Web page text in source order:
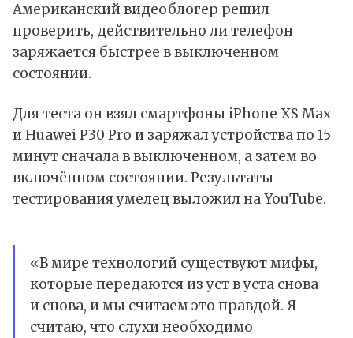
Американский видеоблогер решил
проверить, действительно ли телефон
заряжается быстрее в выключенном
состоянии.
Для теста он взял смартфоны iPhone XS Max
и Huawei P30 Pro и заряжал устройства по 15
минут сначала в выключенном, а затем во
включённом состоянии. Результаты
тестирования умелец выложил на YouTube.
«В мире технологий существуют мифы,
которые передаются из уст в уста снова
и снова, и мы считаем это правдой. Я
считаю, что слухи необходимо